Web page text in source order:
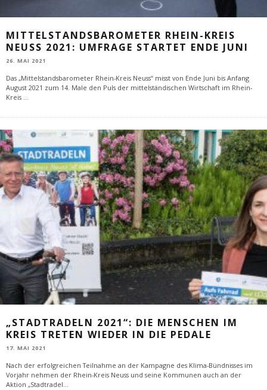
MITTELSTANDSBAROMETER RHEIN-KREIS
NEUSS 2021: UMFRAGE STARTET ENDE JUNI
26. MAI 2021
Das „Mittelstandsbarometer Rhein-Kreis Neuss“ misst von Ende Juni bis Anfang
August 2021 zum 14. Male den Puls der mittelständischen Wirtschaft im Rhein-
Kreis ...
„STADTRADELN 2021“: DIE MENSCHEN IM
KREIS TRETEN WIEDER IN DIE PEDALE
17. MAI 2021
Nach der erfolgreichen Teilnahme an der Kampagne des Klima-Bündnisses im
Vorjahr nehmen der Rhein-Kreis Neuss und seine Kommunen auch an der
Aktion „Stadtradel...